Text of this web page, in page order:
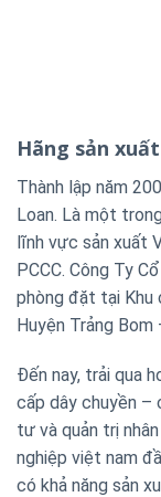
Hãng sản xuất
Thành lập năm
Loan. Là một
lĩnh vực sản xuất
PCCC. Công Ty
phòng đặt tại Khu
Huyện Trảng Bom
Đến nay, trải qua
cấp dây chuyền –
tư và quản trị
nghiệp việt nam
có khả năng sản